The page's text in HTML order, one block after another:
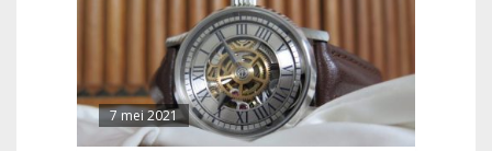
7 mei 2021